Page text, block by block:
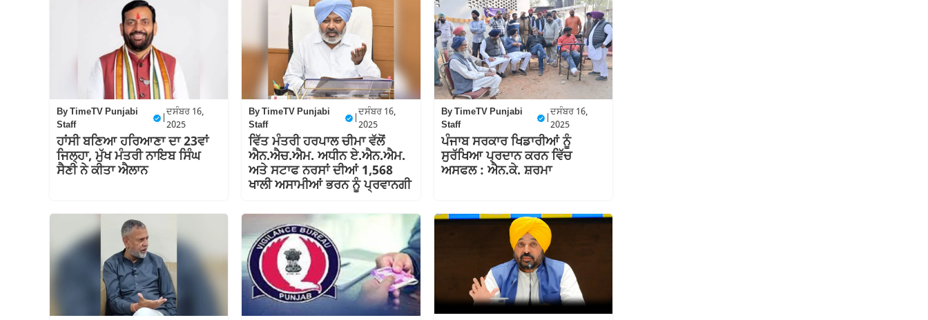
ByTimeTV Punjabi
Staff
|
ਦਸੰਬਰ 16,
2025
ਹਾਂਸੀ ਬਣਿਆ ਹਰਿਆਣਾ ਦਾ 23ਵਾਂ
ਜਿਲ੍ਹਾ, ਮੁੱਖ ਮੰਤਰੀ ਨਾਇਬ ਸਿੰਘ
ਸੈਣੀ ਨੇ ਕੀਤਾ ਐਲਾਨ
ByTimeTV Punjabi
Staff
ਦਸੰਬਰ 16,
2025
ਵਿੱਤ ਮੰਤਰੀ ਹਰਪਾਲ ਚੀਮਾ ਵੱਲੋਂ
ਐਨ.ਐਚ.ਐਮ. ਅਧੀਨ ਏ.ਐਨ.ਐਮ.
ਅਤੇ ਸਟਾਫ ਨਰਸਾਂ ਦੀਆਂ 1,568
ਖਾਲੀ ਅਸਾਮੀਆਂ ਭਰਨ ਨੂੰ ਪ੍ਰਵਾਨਗੀ
ByTimeTV Punjabi
Staff
ਦਸੰਬਰ 16,
2025
ਪੰਜਾਬ ਸਰਕਾਰ ਖਿਡਾਰੀਆਂ ਨੂੰ
ਸੁਰੱਖਿਆ ਪ੍ਰਦਾਨ ਕਰਨ ਵਿੱਚ
ਅਸਫਲ : ਐਨ.ਕੇ. ਸ਼ਰਮਾ